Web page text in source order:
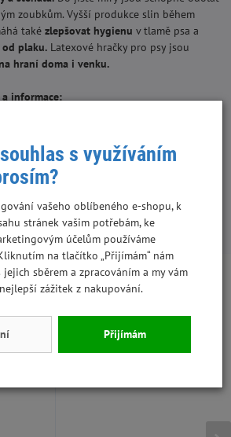
zoubkům. Vyšší produkce slin během
také zlepšovat hygienu v tlamě psa a
plaku. Latexové hračky pro psy jsou
hraní doma i venku.
informace:
hračkou. Rozbité nebo poškozené hračky
použitím sejměte obal.
lidé kupují:
Skladem Výhodná cena
s využíváním
vašeho oblíbeného e-shopu, k
stránek vašim potřebám, ke
účelům používáme
na tlačítko „Přijímám“ nám
sběrem a zpracováním a my vám
zážitek z nakupování.
Přijímám